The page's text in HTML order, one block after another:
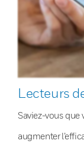
Lecteurs
Saviez-vous que
augmenter